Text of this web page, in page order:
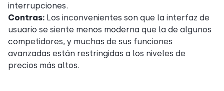
interrupciones.
Contras: Los inconvenientes son que la interfaz de
usuario se siente menos moderna que la de algunos
competidores, y muchas de sus funciones
avanzadas están restringidas a los niveles de
precios más altos.